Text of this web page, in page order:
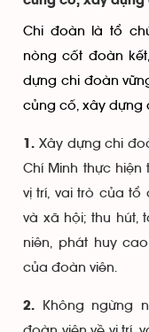
Chi đoàn là tổ
nòng cốt đoàn
dựng chi đoàn
củng cố, xây dựng
1. Xây dựng chi
Chí Minh thực
vị trí, vai trò của
và xã hội; thu hút,
niên, phát huy
của đoàn viên.
2. Không ngừng